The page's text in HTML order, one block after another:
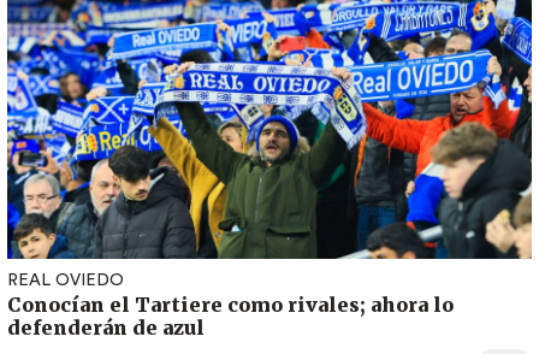
REAL OVIEDO
Conocían el Tartiere como rivales; ahora lo
defenderán de azul